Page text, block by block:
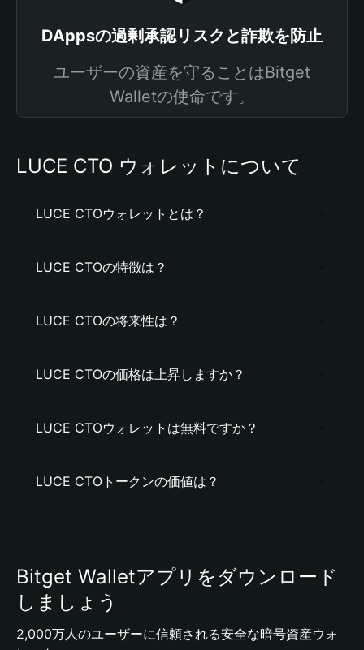
DAppsの過剰承認リスクと詐欺を防止
ユーザーの資産を守ることはBitget
Walletの使命です。
LUCE CTO ウォレットについて
LUCE CTOウォレットとは？
LUCE CTOの特徴は？
LUCE CTOの将来性は？
LUCE CTOの価格は上昇しますか？
LUCE CTOウォレットは無料ですか？
LUCE CTOトークンの価値は？
Bitget Walletアプリをダウンロード
しましょう
2,000万人のユーザーに信頼される安全な暗号資産ウォ